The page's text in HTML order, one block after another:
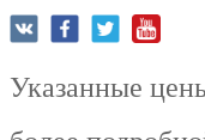
Указанные